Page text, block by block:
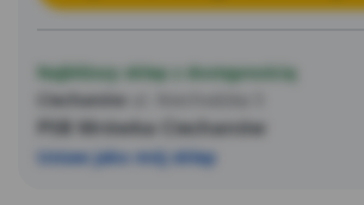
Najbliższy sklep z dostępnością
Ciechanów
PSB Mrówka Ciechanów
Ustaw jako mój sklep